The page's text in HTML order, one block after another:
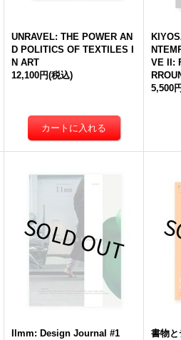
UNRAVEL: THE POWER AN
D POLITICS OF TEXTILES I
N ART
12,100円(税込)
VE II:
5,500円
Ilmm: Design Journal #1
書物